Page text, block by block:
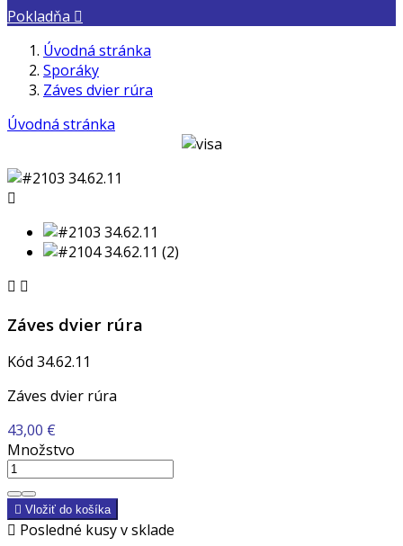
Pokladňa 
Úvodná stránka
Sporáky
Záves dvier rúra
Úvodná stránka

 
Záves dvier rúra
Kód 34.62.11
Záves dvier rúra
43,00 €
Množstvo
 Vložiť do košíka
 Posledné kusy v sklade